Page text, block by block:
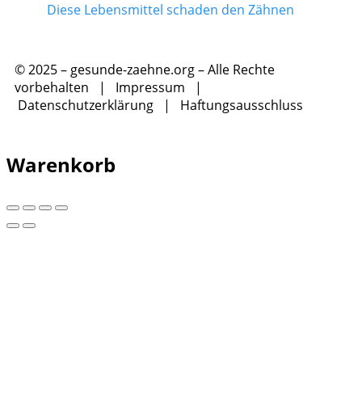
Diese Lebensmittel schaden den Zähnen
© 2025 – gesunde-zaehne.org – Alle Rechte
vorbehalten | Impressum |
Datenschutzerklärung | Haftungsausschluss
Warenkorb